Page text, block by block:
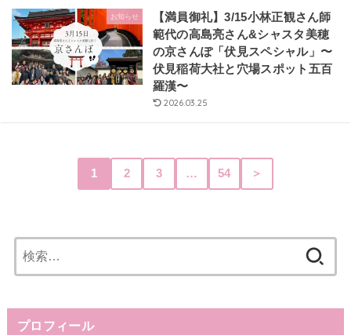
お知らせ
【満員御礼】3/15小林正観さん師
範代の高島亮さん&シャスタ美穂
の京さんぽ「伏見スペシャル」〜
伏見稲荷大社と穴場スポット五百
羅漢〜
2026.03.25
1 2 3 … 54 ＞
索:
プロフィール